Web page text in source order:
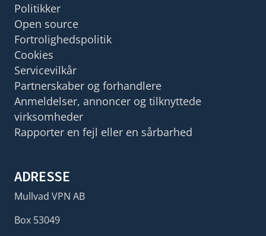
Politikker
Open source
Fortrolighedspolitik
Cookies
Servicevilkår
Partnerskaber og forhandlere
Anmeldelser, annoncer og tilknyttede
virksomheder
Rapporter en fejl eller en sårbarhed
ADRESSE
Mullvad VPN AB
Box 53049